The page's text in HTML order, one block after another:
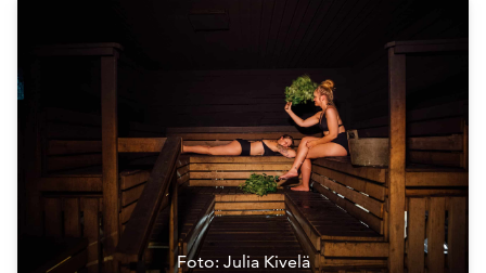
Siirry
Foto: Julia Kivelä